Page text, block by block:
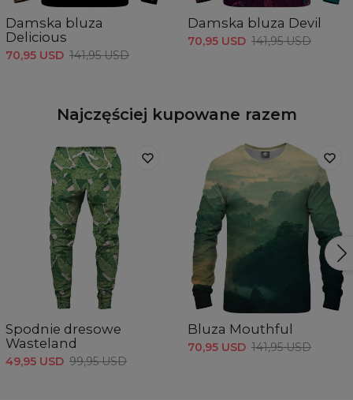
Damska bluza
Delicious
70,95 USD 141,95 USD
Damska bluza Devil
70,95 USD 141,95 USD
Najczęściej kupowane razem
Spodnie dresowe
Wasteland
49,95 USD 99,95 USD
Bluza Mouthful
70,95 USD 141,95 USD